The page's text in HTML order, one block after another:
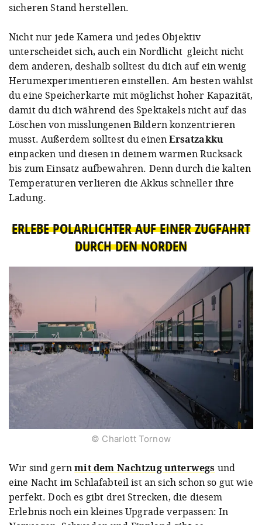
sicheren Stand herstellen.
Nicht nur jede Kamera und jedes Objektiv
unterscheidet sich, auch ein Nordlicht gleicht nicht
dem anderen, deshalb solltest du dich auf ein wenig
Herumexperimentieren einstellen. Am besten wählst
du eine Speicherkarte mit möglichst hoher Kapazität,
damit du dich während des Spektakels nicht auf das
Löschen von misslungenen Bildern konzentrieren
musst. Außerdem solltest du einenErsatzakku
einpacken und diesen in deinem warmen Rucksack
bis zum Einsatz aufbewahren. Denn durch die kalten
Temperaturen verlieren die Akkus schneller ihre
Ladung.
ERLEBE POLARLICHTER AUF EINER ZUGFAHRT
DURCH DEN NORDEN
© Charlott Tornow
Wir sind gernmit dem Nachtzug unterwegs und
eine Nacht im Schlafabteil ist an sich schon so gut wie
perfekt. Doch es gibt drei Strecken, die diesem
Erlebnis noch ein kleines Upgrade verpassen: In